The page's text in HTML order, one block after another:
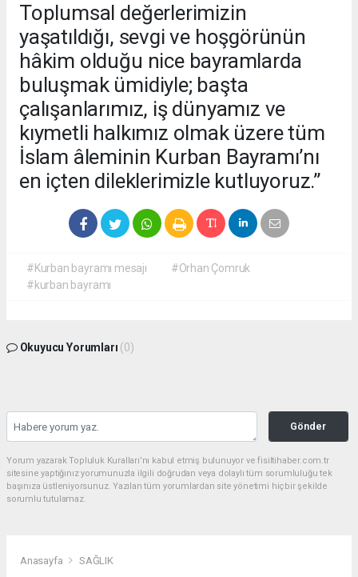
Toplumsal değerlerimizin
yaşatıldığı, sevgi ve hoşgörünün
hâkim olduğu nice bayramlarda
buluşmak ümidiyle; başta
çalışanlarımız, iş dünyamız ve
kıymetli halkımız olmak üzere tüm
İslam âleminin Kurban Bayramı’nı
en içten dileklerimizle kutluyoruz.”
#Kurban bayramı mesajı
#Orhan Çomruk
#kurban bayramı
Okuyucu Yorumları (0)
Gönder
Yorum yazarak Topluluk Kuralları’nı kabul etmiş bulunuyor ve fisiltihaber.com.tr
sitesine yaptığınız yorumunuzla ilgili doğrudan veya dolaylı tüm sorumluluğu tek
başınıza üstleniyorsunuz. Yazılan tüm yorumlardan site yönetimi hiçbir şekilde
sorumlu tutulamaz.
Anasayfa SAĞLIK